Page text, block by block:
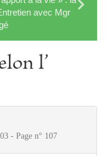
avec Mgr
l’
- Page n° 107